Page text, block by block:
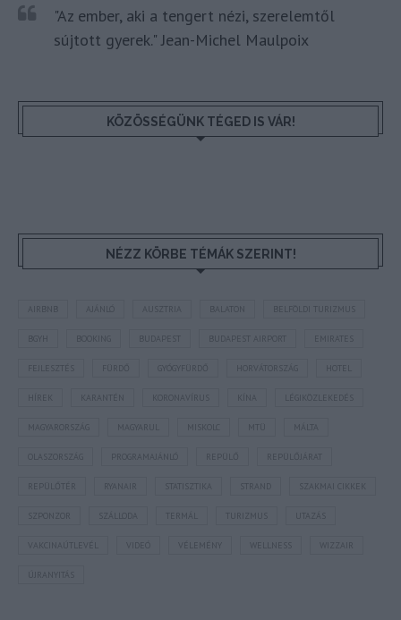
"Az ember, aki a tengert nézi, szerelemtől
sújtott gyerek." Jean-Michel Maulpoix
KÖZÖSSÉGÜNK TÉGED IS VÁR!
NÉZZ KÖRBE TÉMÁK SZERINT!
AUSZTRIA BALATON BELFÖLDI TURIZMUS
BUDAPEST BUDAPEST AIRPORT EMIRATES
FEJLESZTÉS HORVÁTORSZÁG HOTEL
KARANTÉN LÉGIKÖZLEKEDÉS
MAGYARORSZÁG MTÜ MÁLTA
OLASZORSZÁG REPÜLŐJÁRAT
REPÜLŐTÉR STATISZTIKA STRAND SZAKMAI CIKKEK
SZPONZOR SZÁLLODA TERMÁL TURIZMUS UTAZÁS
VAKCINAÚTLEVÉL WIZZAIR
ÚJRANYITÁS